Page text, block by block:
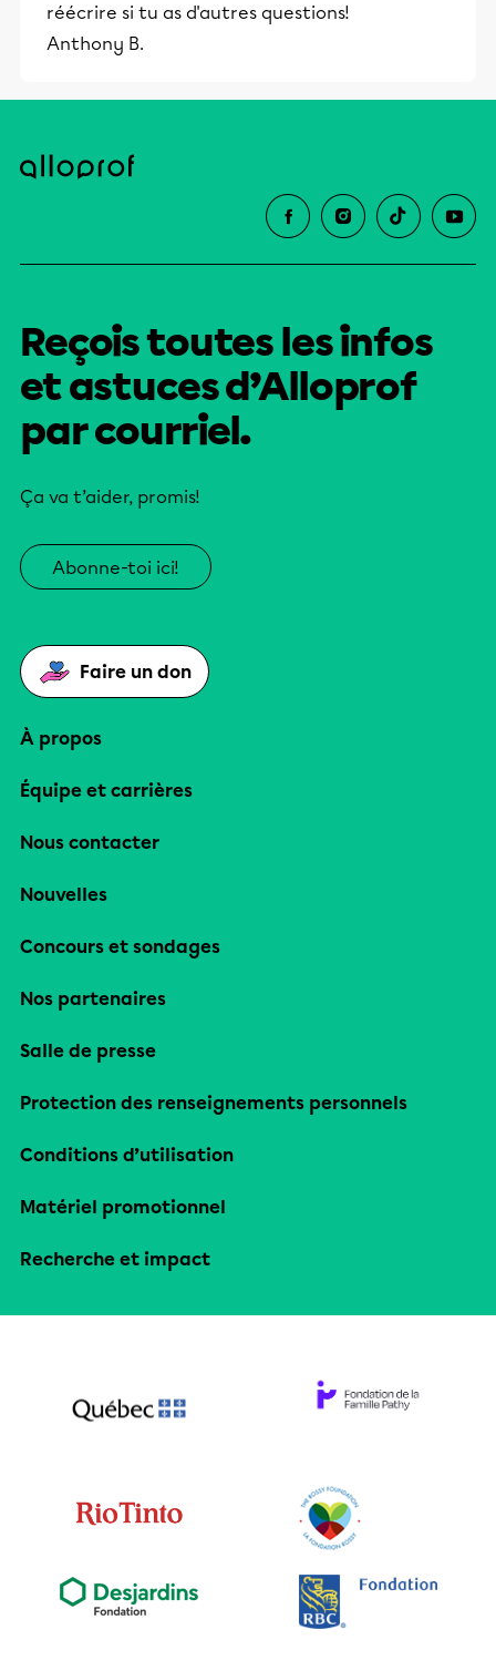
éducative.
réécrire si tu as d'autres questions!
Anthony B.
Reçois toutes les infos
et astuces d’Alloprof
par courriel.
Ça va t’aider, promis!
Abonne-toi ici!
Faire un don
À propos
Équipe et carrières
Nous contacter
Nouvelles
Concours et sondages
Nos partenaires
Salle de presse
Protection des renseignements personnels
Conditions d’utilisation
Matériel promotionnel
Recherche et impact